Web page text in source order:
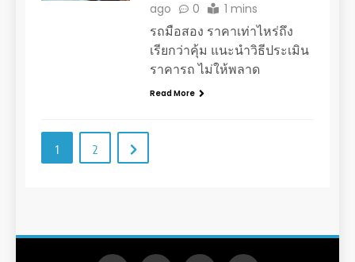
ago
0 1 mins
รถมือสอง ราคาเท่าไหร่ถึง
เรียกว่าคุ้ม แนะนำวิธีประเมิน
ราคารถ ไม่ให้พลาด
Read More
1 2